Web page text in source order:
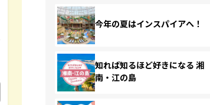
今年の夏はインスパイアへ！
知れば知るほど好きになる 湘
南・江の島